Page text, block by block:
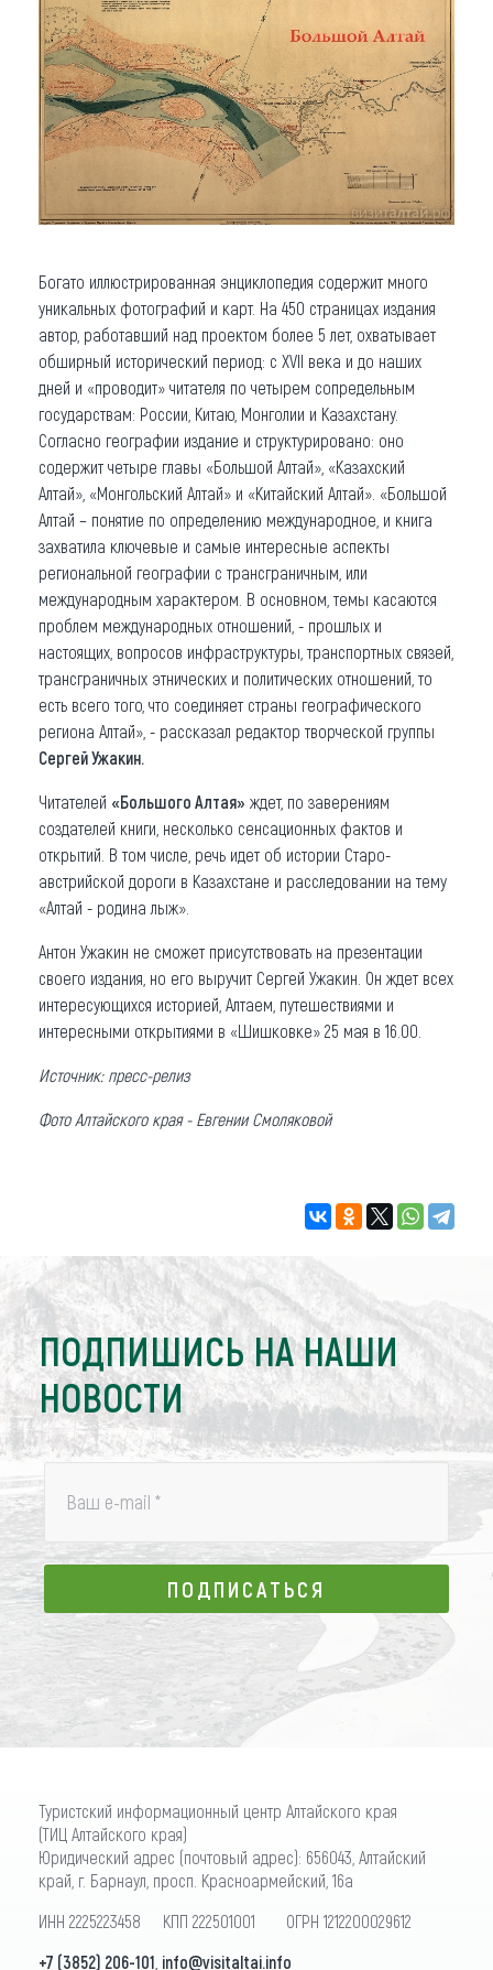
Богато иллюстрированная энциклопедия содержит много
уникальных фотографий и карт. На 450 страницах издания
автор, работавший над проектом более 5 лет, охватывает
обширный исторический период: с XVII века и до наших
дней и «проводит» читателя по четырем сопредельным
государствам: России, Китаю, Монголии и Казахстану.
Согласно географии издание и структурировано: оно
содержит четыре главы «Большой Алтай», «Казахский
Алтай», «Монгольский Алтай» и «Китайский Алтай». «Большой
Алтай – понятие по определению международное, и книга
захватила ключевые и самые интересные аспекты
региональной географии с трансграничным, или
международным характером. В основном, темы касаются
проблем международных отношений, - прошлых и
настоящих, вопросов инфраструктуры, транспортных связей,
трансграничных этнических и политических отношений, то
есть всего того, что соединяет страны географического
региона Алтай», - рассказал редактор творческой группы
Сергей Ужакин.
Читателей «Большого Алтая» ждет, по заверениям
создателей книги, несколько сенсационных фактов и
открытий. В том числе, речь идет об истории Старо-
австрийской дороги в Казахстане и расследовании на тему
«Алтай - родина лыж».
Антон Ужакин не сможет присутствовать на презентации
своего издания, но его выручит Сергей Ужакин. Он ждет всех
интересующихся историей, Алтаем, путешествиями и
интересными открытиями в «Шишковке» 25 мая в 16.00.
Источник: пресс-релиз
Фото Алтайского края - Евгении Смоляковой
ПОДПИШИСЬ НА НАШИ
НОВОСТИ
Ваш e-mail *
ПОДПИСАТЬСЯ
ПОДПИСАТЬСЯ
Туристский информационный центр Алтайского края
(ТИЦ Алтайского края)
Юридический адрес (почтовый адрес): 656043, Алтайский
край, г. Барнаул, просп. Красноармейский, 16а
ИНН 2225223458 КПП 222501001 ОГРН 1212200029612
+7 (3852) 206-101 info@visitaltai.info